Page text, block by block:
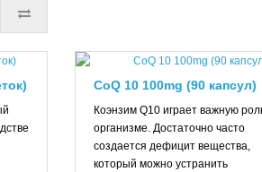
в спорте.
во время тренировок и увеличивается
CoQ 10 100mg (90 капсул)
Коэнзим Q10 играет важную
организме. Достаточно часто
создается дефицит вещества,
который можно устранить